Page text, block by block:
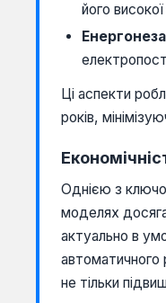
його
Ці аспекти
років,
Однією з
моделях
актуально в
автоматичного
не тільки